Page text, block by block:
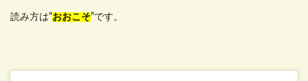
読み方は“おおこそ”です。